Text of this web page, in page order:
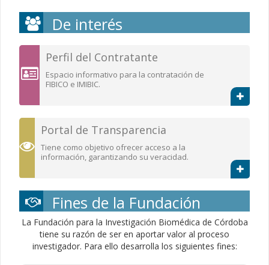
De interés
Perfil del Contratante
Espacio informativo para la contratación de
FIBICO e IMIBIC.
Portal de Transparencia
Tiene como objetivo ofrecer acceso a la
información, garantizando su veracidad.
Fines de la Fundación
La Fundación para la Investigación Biomédica de Córdoba
tiene su razón de ser en aportar valor al proceso
investigador. Para ello desarrolla los siguientes fines: